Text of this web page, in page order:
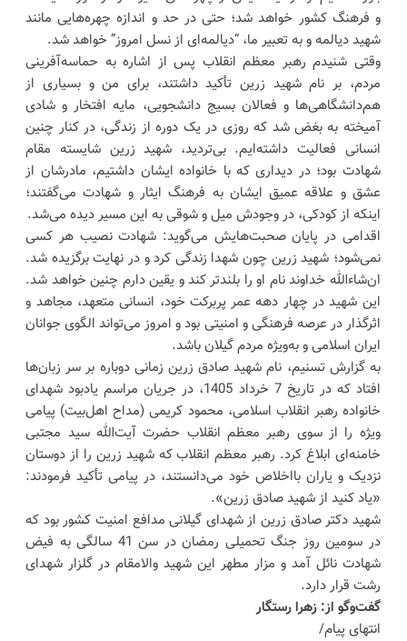
و فرهنگ کشور خواهد شد؛ حتی در حد و اندازه چهره‌هایی مانند
شهید دیالمه و به تعبیر ما، “دیالمه‌ای از نسل امروز” خواهد شد.
وقتی شنیدم رهبر معظم انقلاب پس از اشاره به حماسه‌آفرینی
مردم، بر نام شهید زرین تأکید داشتند، برای من و بسیاری از
هم‌دانشگاهی‌ها و فعالان بسیج دانشجویی، مایه افتخار و شادی
آمیخته به بغض شد که روزی در یک دوره از زندگی، در کنار چنین
انسانی فعالیت داشته‌ایم. بی‌تردید، شهید زرین شایسته مقام
شهادت بود؛ در دیداری که با خانواده ایشان داشتیم، مادرشان از
عشق و علاقه عمیق ایشان به فرهنگ ایثار و شهادت می‌گفتند؛
اینکه از کودکی، در وجودش میل و شوقی به این مسیر دیده می‌شد.
اقدامی در پایان صحبت‌هایش می‌گوید: شهادت نصیب هر کسی
نمی‌شود؛ شهید زرین چون شهدا زندگی کرد و در نهایت برگزیده شد.
ان‌شاءالله خداوند نام او را بلندتر کند و یقین دارم چنین خواهد شد.
این شهید در چهار دهه عمر پربرکت خود، انسانی متعهد، مجاهد و
اثرگذار در عرصه فرهنگی و امنیتی بود و امروز می‌تواند الگوی جوانان
ایران اسلامی و به‌ویژه مردم گیلان باشد.
به گزارش تسنیم، نام شهید صادق زرین زمانی دوباره بر سر زبان‌ها
افتاد که در تاریخ 7 خرداد 1405، در جریان مراسم یادبود شهدای
خانواده رهبر انقلاب اسلامی، محمود کریمی (مداح اهل‌بیت) پیامی
ویژه را از سوی رهبر معظم انقلاب حضرت آیت‌الله سید مجتبی
خامنه‌ای ابلاغ کرد. رهبر معظم انقلاب که شهید زرین را از دوستان
نزدیک و یاران بااخلاص خود می‌دانستند، در پیامی تأکید فرمودند:
«یاد کنید از شهید صادق زرین».
شهید دکتر صادق زرین از شهدای گیلانی مدافع امنیت کشور بود که
در سومین روز جنگ تحمیلی رمضان در سن 41 سالگی به فیض
شهادت نائل آمد و مزار مطهر این شهید والامقام در گلزار شهدای
رشت قرار دارد.
گفت‌وگو از: زهرا رستگار
انتهای پیام/